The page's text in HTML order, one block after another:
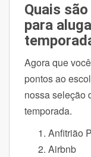
Quais
para
Agora que
pontos ao
nossa seleção
temporada.
Anfitrião
Airbnb